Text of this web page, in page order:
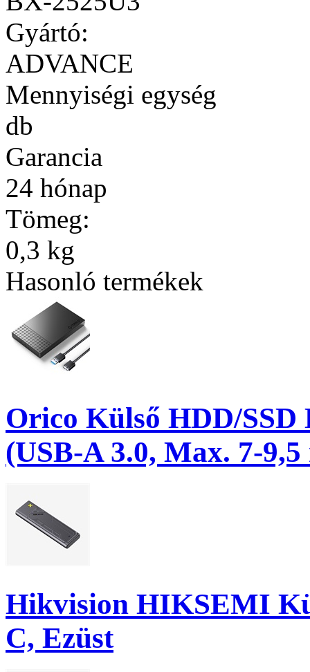
Gyártó:
ADVANCE
Mennyiségi egység
db
Garancia
24 hónap
Tömeg:
0,3 kg
Hasonló termékek
Orico Külső HDD/
(USB-A 3.0, Max. 7-
Hikvision HIKSEMI
C, Ezüst